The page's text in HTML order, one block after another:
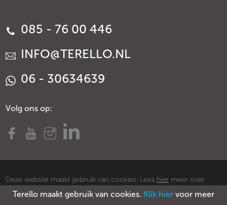
Terello maakt gebruik van cookies. Klik hier voor meer
085 - 76 00 446
INFO@TERELLO.NL
06 - 30634639
Volg ons op:
Deze website maakt gebruik van cookies. Lees hier meer over
cookies.